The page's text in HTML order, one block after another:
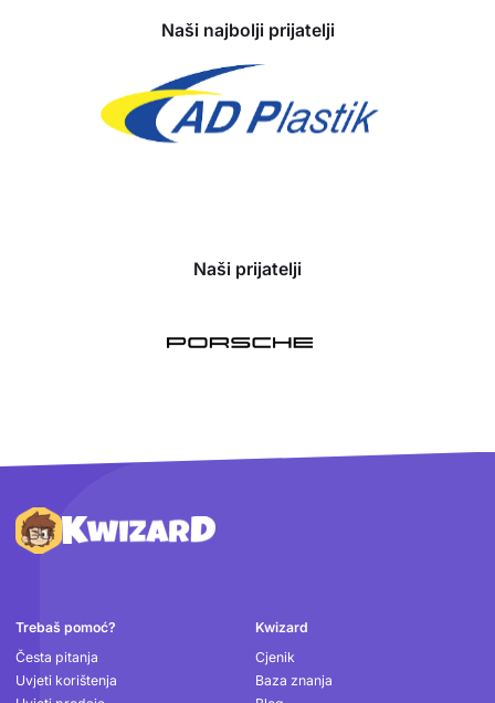
Naši najbolji prijatelji
Naši prijatelji
Podnožje
Trebaš pomoć?
Česta pitanja
Uvjeti korištenja
Kwizard
Cjenik
Baza znanja